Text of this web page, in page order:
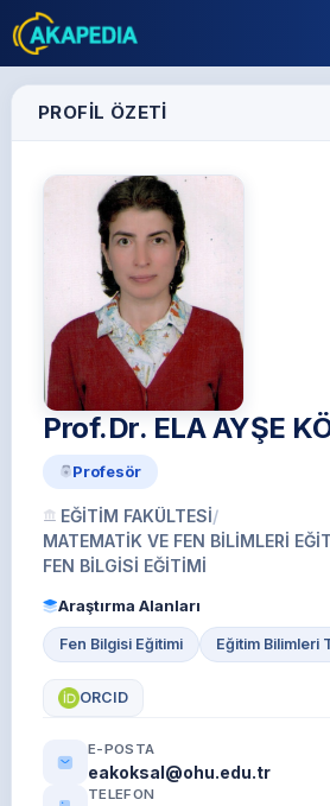
PROFIL ÖZETI
Prof.Dr. ELA AYŞE
Profesör
EĞİTİM FAKÜLTESİ/
MATEMATİK VE FEN BİLİMLERİ
FEN BİLGİSİ EĞİTİMİ
Araştırma Alanları
Fen Bilgisi Eğitimi Eğitim Bilimleri
ORCID
E-POSTA
eakoksal@ohu.edu.tr
TELEFON